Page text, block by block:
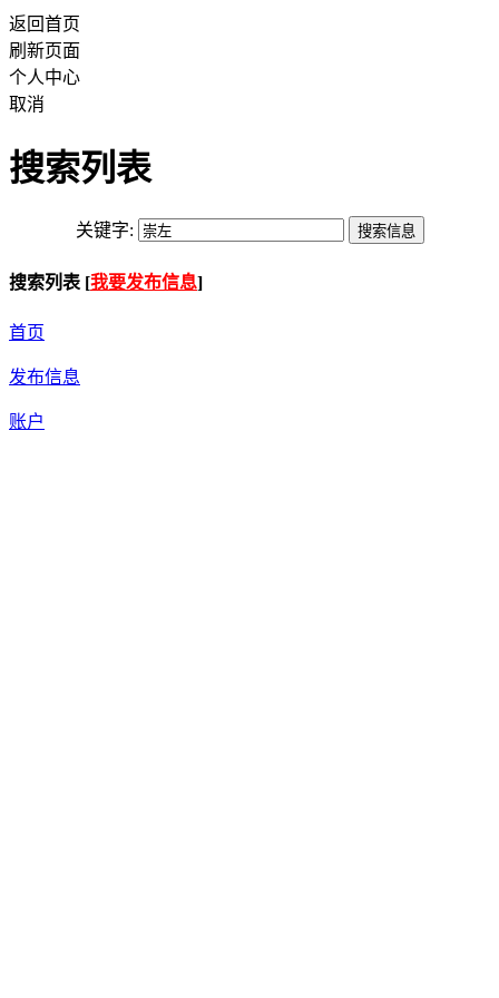
返回首页
刷新页面
个人中心
取消
搜索列表
关键字:
搜索列表 [我要发布信息]
首页
发布信息
账户